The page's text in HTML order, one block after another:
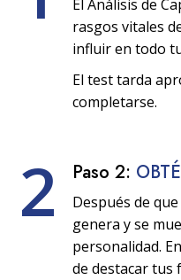
El Análisis de
rasgos vitales
influir en todo
El test tarda
completarse.
2 Paso 2:
Después de
genera y se
personalidad.
de destacar tus